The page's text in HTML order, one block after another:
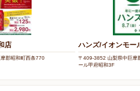
店
郡昭和町西条770
ハンズ/イオンモー
〒409-3852 山梨県中巨摩
ール甲府昭和3F